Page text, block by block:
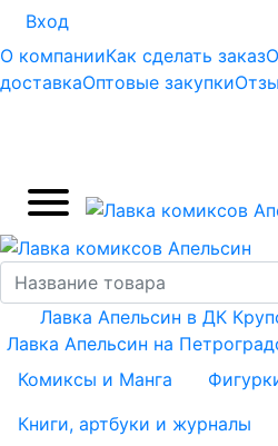
Вход
О компанииКак сделать заказ
доставкаОптовые закупки
Лавка Апельсин в ДК
Лавка Апельсин на
Комиксы и Манга
Книги, артбуки и журналы